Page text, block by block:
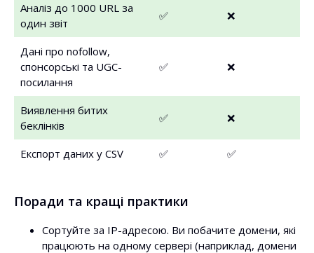
Аналіз до 1000 URL за
один звіт
✅ ❌
Дані про nofollow,
спонсорські та UGC-
посилання
✅ ❌
Виявлення битих
беклінків
✅ ❌
Експорт даних у CSV ✅ ✅
Поради та кращі практики
Сортуйте за IP-адресою. Ви побачите домени, які
працюють на одному сервері (наприклад, домени